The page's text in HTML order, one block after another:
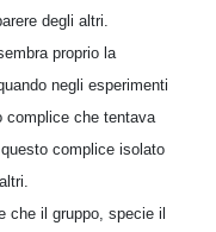
degli altri.
proprio la
negli esperimenti
complice che tentava
complice isolato
che il gruppo, specie il